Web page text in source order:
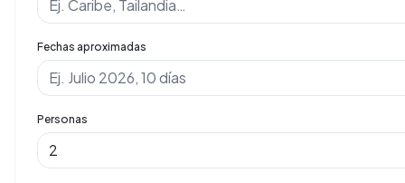
Fechas aproximadas
Personas